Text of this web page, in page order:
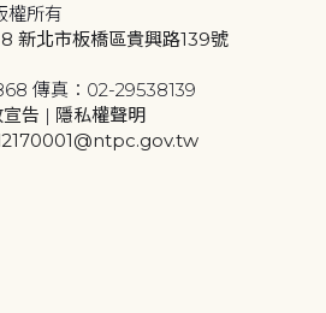
權所有
新北市板橋區貴興路139號
傳真：02-29538139
告 | 隱私權聲明